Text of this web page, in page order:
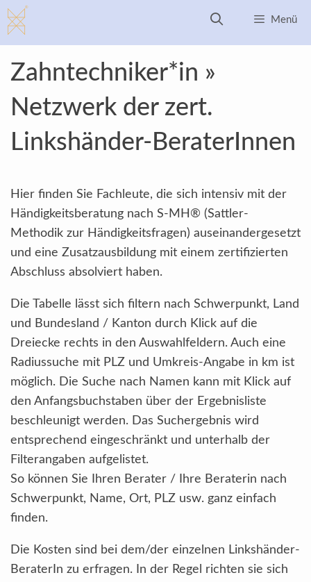
Zum
Inhalt
springen
Menü
Zahntechniker*in »
Netzwerk der zert.
Linkshänder-BeraterInnen
Hier finden Sie Fachleute, die sich intensiv mit der
Händigkeitsberatung nach S-MH® (Sattler-
Methodik zur Händigkeitsfragen) auseinandergesetzt
und eine Zusatzausbildung mit einem zertifizierten
Abschluss absolviert haben.
Die Tabelle lässt sich filtern nach Schwerpunkt, Land
und Bundesland / Kanton durch Klick auf die
Dreiecke rechts in den Auswahlfeldern. Auch eine
Radiussuche mit PLZ und Umkreis-Angabe in km ist
möglich. Die Suche nach Namen kann mit Klick auf
den Anfangsbuchstaben über der Ergebnisliste
beschleunigt werden. Das Suchergebnis wird
entsprechend eingeschränkt und unterhalb der
Filterangaben aufgelistet.
So können Sie Ihren Berater / Ihre Beraterin nach
Schwerpunkt, Name, Ort, PLZ usw. ganz einfach
finden.
Die Kosten sind bei dem/der einzelnen Linkshänder-
BeraterIn zu erfragen. In der Regel richten sie sich